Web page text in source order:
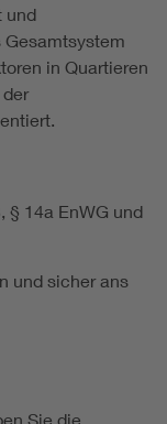
und
in Quartieren
§ 14a EnWG und
und sicher ans
Sie die